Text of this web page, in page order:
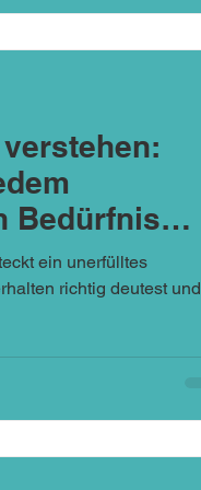
Bedürfnis
ein unerfülltes
richtig deutest und